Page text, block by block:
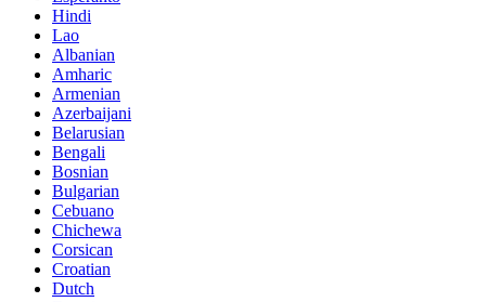
Hindi
Lao
Albanian
Amharic
Armenian
Azerbaijani
Belarusian
Bengali
Bosnian
Bulgarian
Cebuano
Chichewa
Corsican
Croatian
Dutch